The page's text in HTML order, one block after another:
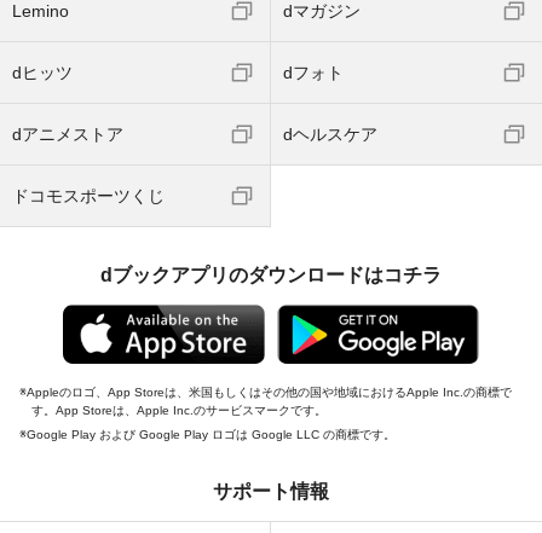
Lemino dマガジン
dヒッツ dフォト
dアニメストア dヘルスケア
ドコモスポーツくじ
dブックアプリのダウンロードはコチラ
Appleのロゴ、App Storeは、米国もしくはその他の国や地域におけるApple Inc.の商標で
す。App Storeは、Apple Inc.のサービスマークです。
Google Play および Google Play ロゴは Google LLC の商標です。
サポート情報